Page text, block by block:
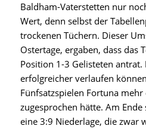
Baldham-Vaterstetten nur
Wert, denn selbst der
trockenen Tüchern. Dieser
Ostertage, ergaben, dass das
Position 1-3 Gelisteten antrat.
erfolgreicher verlaufen
Fünfsatzspielen Fortuna mehr
zugesprochen hätte. Am
eine 3:9 Niederlage, die zwar